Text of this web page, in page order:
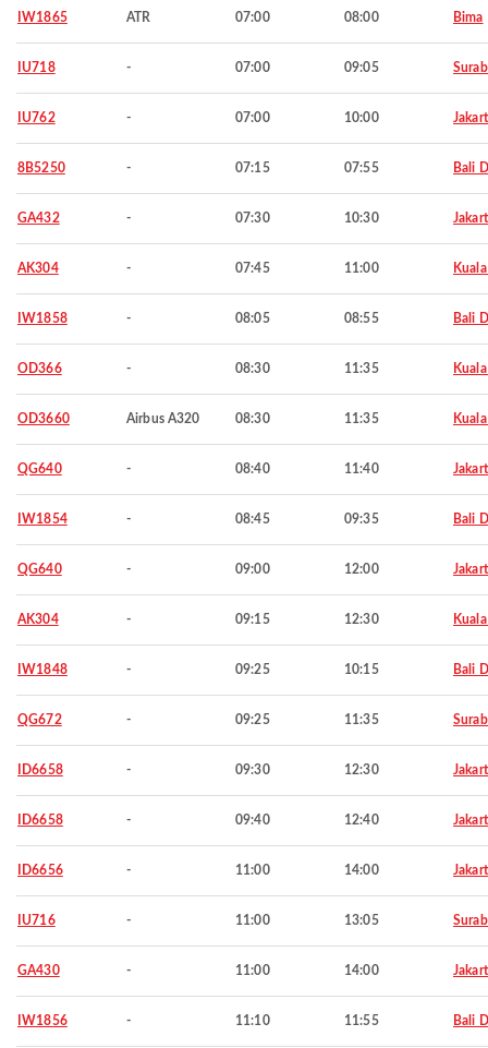
IW1865 ATR 07:00 08:00 Bima
IU718 - 07:00 09:05
IU762 - 07:00 10:00
8B5250 - 07:15 07:55 Bali
GA432 - 07:30 10:30
AK304 - 07:45 11:00
IW1858 - 08:05 08:55 Bali
OD366 - 08:30 11:35
OD3660 Airbus A320 08:30 11:35
QG640 - 08:40 11:40
IW1854 - 08:45 09:35 Bali
QG640 - 09:00 12:00
AK304 - 09:15 12:30
IW1848 - 09:25 10:15 Bali
QG672 - 09:25 11:35
ID6658 - 09:30 12:30
ID6658 - 09:40 12:40
ID6656 - 11:00 14:00
IU716 - 11:00 13:05
GA430 - 11:00 14:00
IW1856 - 11:10 11:55 Bali